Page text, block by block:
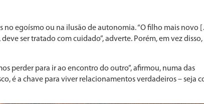
no egoísmo ou na ilusão de autonomia. “O filho mais
ser tratado com cuidado”, adverte. Porém, em vez disso,
perder para ir ao encontro do outro”, afirmou, numa das
é a chave para viver relacionamentos verdadeiros – seja